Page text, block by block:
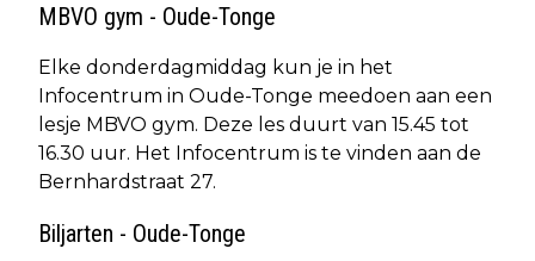
MBVO gym - Oude-Tonge
Elke donderdagmiddag kun je in het
Infocentrum in Oude-Tonge meedoen aan een
lesje MBVO gym. Deze les duurt van 15.45 tot
16.30 uur. Het Infocentrum is te vinden aan de
Bernhardstraat 27.
Biljarten - Oude-Tonge